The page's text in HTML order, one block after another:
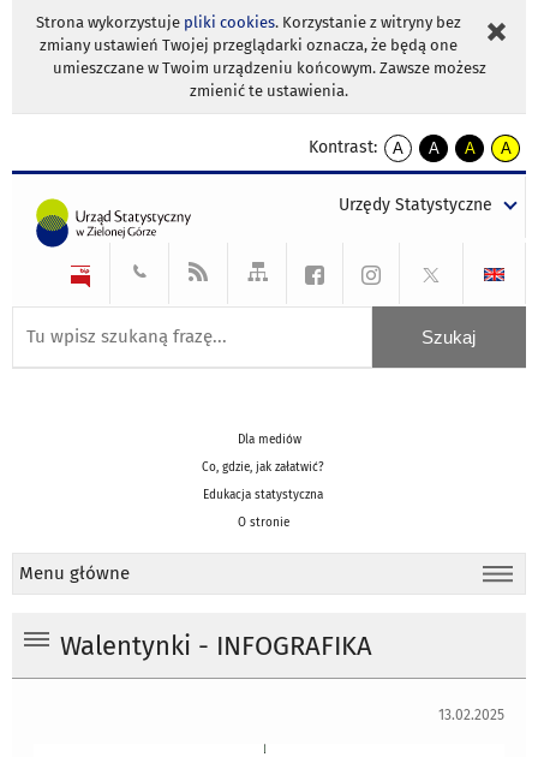
Strona wykorzystuje pliki cookies. Korzystanie z witryny bez
zmiany ustawień Twojej przeglądarki oznacza, że będą one
umieszczane w Twoim urządzeniu końcowym. Zawsze możesz
zmienić te ustawienia.
Kontrast:
A
kontrast
A
kontrast
tekst
czarnym
A
kontrast
tekst
czarnym
A
tekst
żółtym
Urzędy Statystyczne
Dla mediów
Co, gdzie, jak załatwić?
Edukacja statystyczna
O stronie
Menu główne
Walentynki - INFOGRAFIKA
13.02.2025